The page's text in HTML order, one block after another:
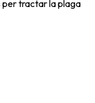
per tractar la plaga